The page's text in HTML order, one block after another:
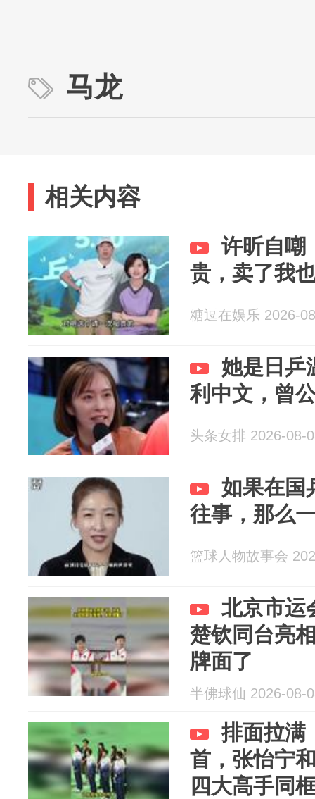
马龙
相关内容
许昕自嘲
贵，卖了我
糖逗在娱乐 2026-
她是日乒
利中文，曾
头条女排 2026-08-
如果在国
往事，那么
篮球人物故事会
北京市运
楚钦同台亮
牌面了
半佛球仙 2026-08-
排面拉满
首，张怡宁
四大高手同